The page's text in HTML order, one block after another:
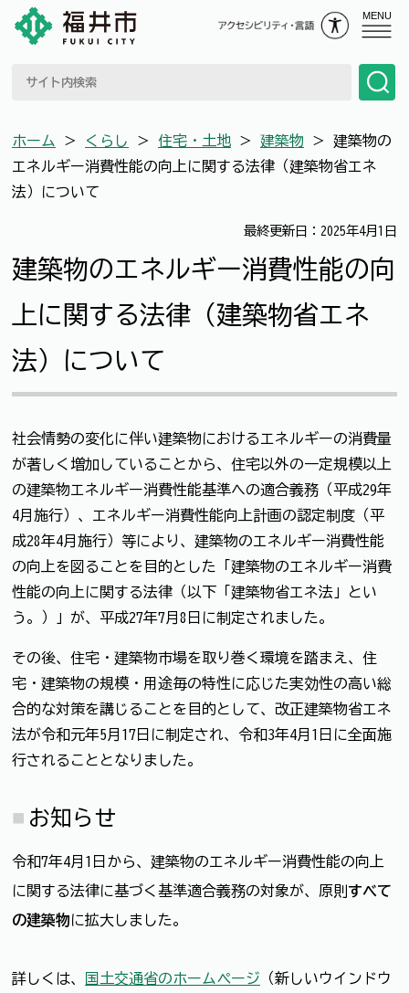
MENU
ホーム ＞ くらし ＞ 住宅・土地 ＞ 建築物 ＞ 建築物の
エネルギー消費性能の向上に関する法律（建築物省エネ
法）について
最終更新日：2025年4月1日
建築物のエネルギー消費性能の向
上に関する法律（建築物省エネ
法）について
社会情勢の変化に伴い建築物におけるエネルギーの消費量
が著しく増加していることから、住宅以外の一定規模以上
の建築物エネルギー消費性能基準への適合義務（平成29年
4月施行）、エネルギー消費性能向上計画の認定制度（平
成28年4月施行）等により、建築物のエネルギー消費性能
の向上を図ることを目的とした「建築物のエネルギー消費
性能の向上に関する法律（以下「建築物省エネ法」とい
う。）」が、平成27年7月8日に制定されました。
その後、住宅・建築物市場を取り巻く環境を踏まえ、住
宅・建築物の規模・用途毎の特性に応じた実効性の高い総
合的な対策を講じることを目的として、改正建築物省エネ
法が令和元年5月17日に制定され、令和3年4月1日に全面施
行されることとなりました。
お知らせ
令和7年4月1日から、建築物のエネルギー消費性能の向上
に関する法律に基づく基準適合義務の対象が、原則 すべて
の建築物に拡大しました。
詳しくは、 国土交通省のホームページ （新しいウインドウ